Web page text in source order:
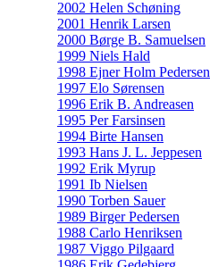
2002 Helen Schøning
2001 Henrik Larsen
2000 Børge B. Samuelsen
1999 Niels Hald
1998 Ejner Holm Pedersen
1997 Elo Sørensen
1996 Erik B. Andreasen
1995 Per Farsinsen
1994 Birte Hansen
1993 Hans J. L. Jeppesen
1992 Erik Myrup
1991 Ib Nielsen
1990 Torben Sauer
1989 Birger Pedersen
1988 Carlo Henriksen
1987 Viggo Pilgaard